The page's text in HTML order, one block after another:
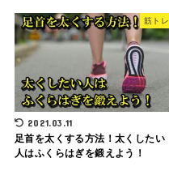
筋トレ
2021.03.11
足首を太くする方法！太くしたい
人はふくらはぎを鍛えよう！